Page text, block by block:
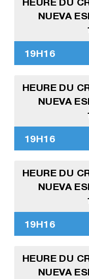
NUEVA
19H16
HEURE DU
NUEVA
19H16
HEURE DU
NUEVA
19H16
HEURE DU
NUEVA